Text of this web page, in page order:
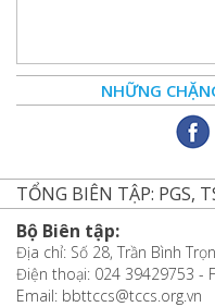
NHỮNG
TỔNG BIÊN TẬP: PGS,
Bộ Biên tập:
Địa chỉ: Số 28, Trần Bình
Điện thoại: 024 39429753 -
Email: bbttccs@tccs.org.vn